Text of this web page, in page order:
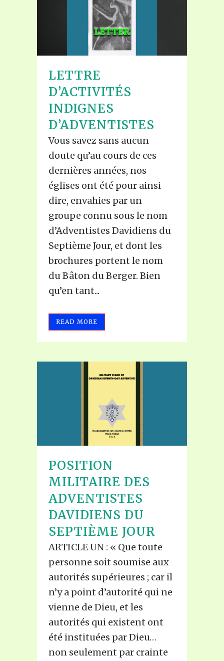
LETTRE
D’ACTIVITÉS
INDIGNES
D’ADVENTISTES
Vous savez sans aucun
doute qu’au cours de ces
dernières années, nos
églises ont été pour ainsi
dire, envahies par un
groupe connu sous le nom
d’Adventistes Davidiens du
Septième Jour, et dont les
brochures portent le nom
du Bâton du Berger. Bien
qu’en tant...
READ MORE
POSITION
MILITAIRE DES
ADVENTISTES
DAVIDIENS DU
SEPTIÈME JOUR
ARTICLE UN : « Que toute
personne soit soumise aux
autorités supérieures ; car il
n’y a point d’autorité qui ne
vienne de Dieu, et les
autorités qui existent ont
été instituées par Dieu…
non seulement par crainte